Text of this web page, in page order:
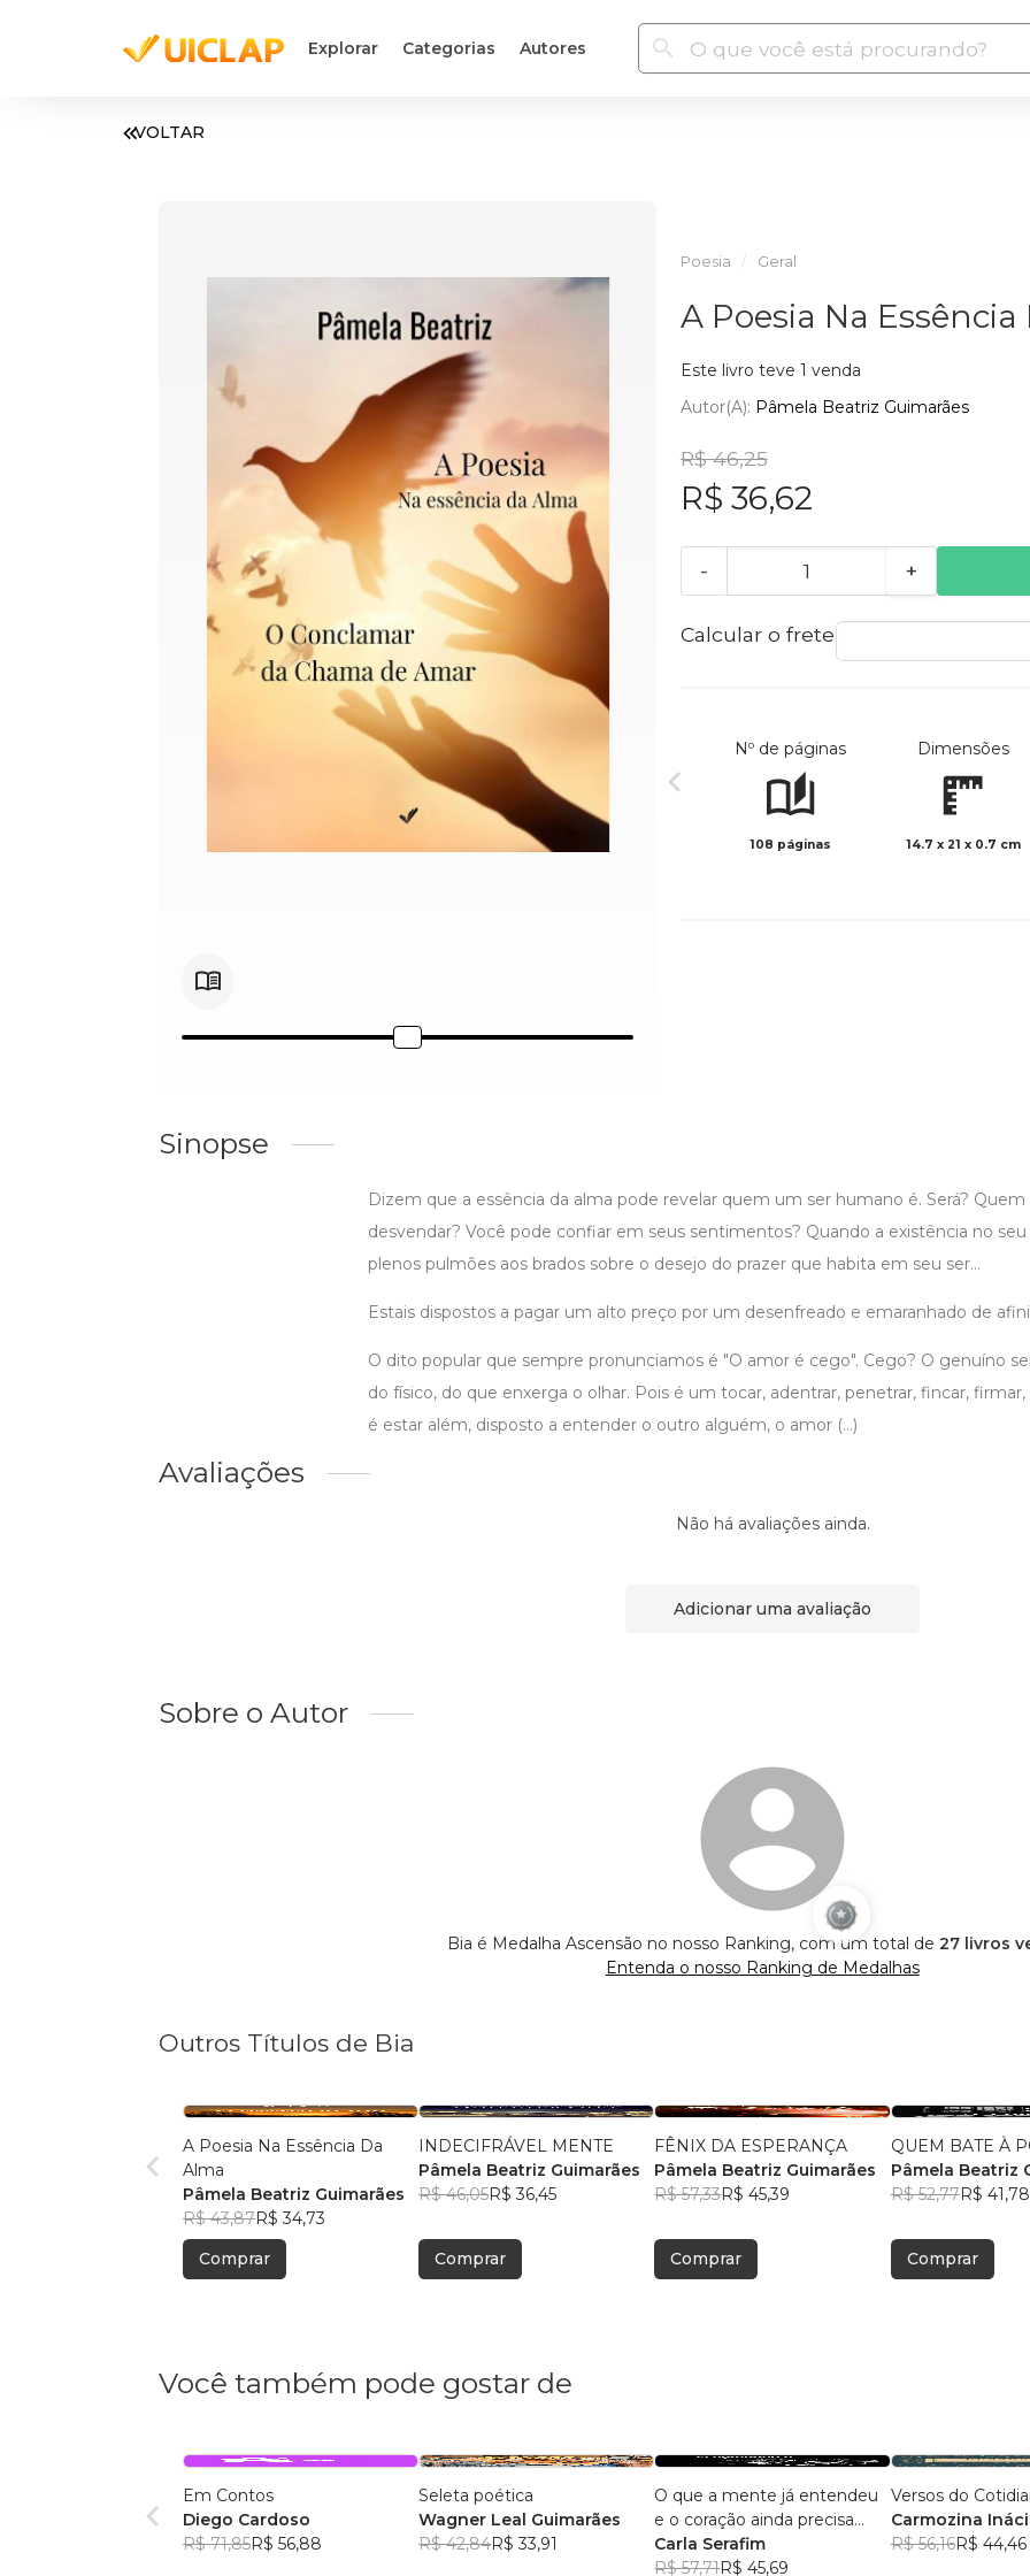
Explorar Categorias Autores
VOLTAR
Poesia Geral
A Poesia Na
Este livro teve 1 venda
Autor(a): Pâmela Beatriz Guimarães
R$ 46,25
R$ 36,62
- +
Calcular o frete
Nº de páginas
108 páginas
Dimensões
14.7 x 21 x 0.7 cm
Sinopse
Dizem que a essência da alma pode revelar quem um ser humano é. Será? Quem
desvendar? Você pode confiar em seus sentimentos? Quando a existência no
plenos pulmões aos brados sobre o desejo do prazer que habita em seu ser...
Estais dispostos a pagar um alto preço por um desenfreado e emaranhado de
O dito popular que sempre pronunciamos é "O amor é cego". Cego? O genuíno
do físico, do que enxerga o olhar. Pois é um tocar, adentrar, penetrar, fincar,
é estar além, disposto a entender o outro alguém, o amor (...)
Avaliações
Não há avaliações ainda.
Adicionar uma avaliação
Sobre o Autor
Bia é Medalha Ascensão no nosso Ranking, com um total de 27 livros
Entenda o nosso Ranking de Medalhas
Outros Títulos de Bia
A Poesia Na Essência Da
Alma
Pâmela Beatriz Guimarães
R$ 43,87R$ 34,73
Comprar
INDECIFRÁVEL MENTE
Pâmela Beatriz Guimarães
R$ 46,05R$ 36,45
Comprar
FÊNIX DA ESPERANÇA
Pâmela Beatriz Guimarães
R$ 57,33R$ 45,39
Comprar
QUEM BATE À
Pâmela Beatriz
R$ 52,77R$ 41,78
Comprar
Você também pode gostar de
Em Contos
Diego Cardoso
R$ 71,85R$ 56,88
Seleta poética
Wagner Leal Guimarães
R$ 42,84R$ 33,91
O que a mente já entendeu
e o coração ainda precisa
aceitar
Carla Serafim
R$ 57,71R$ 45,69
Versos do
Carmozina
Rodrigues
R$ 56,16R$ 44,46